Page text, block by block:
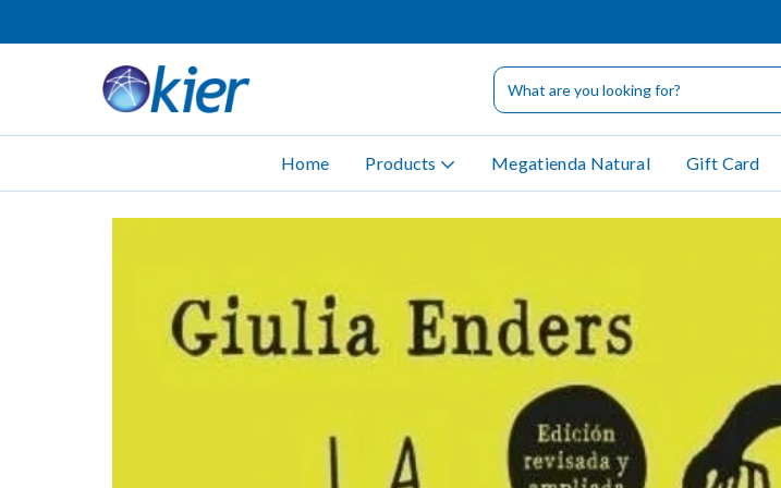
Home Products Megatienda Natural Gift Card